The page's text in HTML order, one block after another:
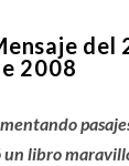
del
2008
libro